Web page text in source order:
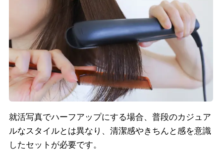
就活写真でハーフアップにする場合、普段のカジュア
ルなスタイルとは異なり、清潔感やきちんと感を意識
したセットが必要です。